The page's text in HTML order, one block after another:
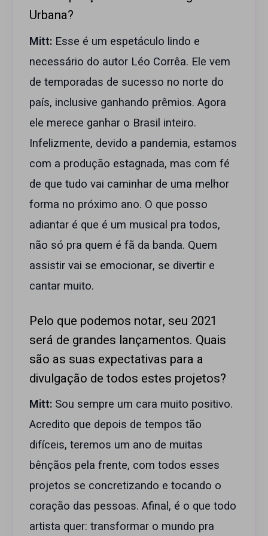
Urbana?
Mitt: Esse é um espetáculo lindo e
necessário do autor Léo Corrêa. Ele vem
de temporadas de sucesso no norte do
país, inclusive ganhando prêmios. Agora
ele merece ganhar o Brasil inteiro.
Infelizmente, devido a pandemia, estamos
com a produção estagnada, mas com fé
de que tudo vai caminhar de uma melhor
forma no próximo ano. O que posso
adiantar é que é um musical pra todos,
não só pra quem é fã da banda. Quem
assistir vai se emocionar, se divertir e
cantar muito.
Pelo que podemos notar, seu 2021
será de grandes lançamentos. Quais
são as suas expectativas para a
divulgação de todos estes projetos?
Mitt: Sou sempre um cara muito positivo.
Acredito que depois de tempos tão
difíceis, teremos um ano de muitas
bênçãos pela frente, com todos esses
projetos se concretizando e tocando o
coração das pessoas. Afinal, é o que todo
artista quer: transformar o mundo pra